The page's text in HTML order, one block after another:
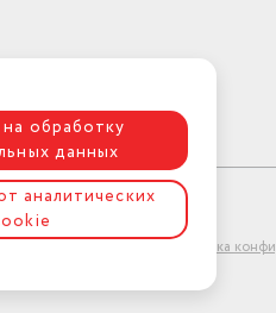
Политика
обработку
данных
аналитических